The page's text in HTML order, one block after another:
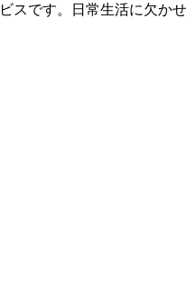
スです。日常生活に欠か